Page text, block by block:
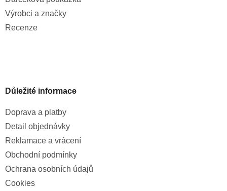
Výrobci a značky
Recenze
Důležité informace
Doprava a platby
Detail objednávky
Reklamace a vrácení
Obchodní podmínky
Ochrana osobních údajů
Cookies